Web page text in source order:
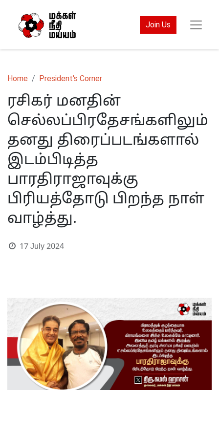
Join Us
Home President's Corner
ரசிகர் மனதின்
செல்லப்பிரதேசங்களிலும்
தனது திரைப்படங்களால்
இடம்பிடித்த
பாரதிராஜாவுக்கு
பிரியத்தோடு பிறந்த நாள்
வாழ்த்து.
17 July 2024